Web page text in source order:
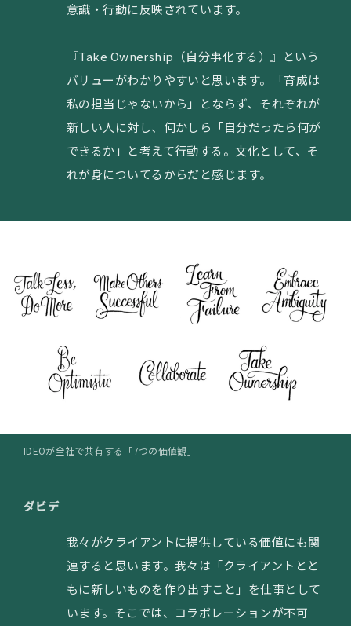
意識・行動に反映されています。
『Take Ownership（自分事化する）』という
バリューがわかりやすいと思います。「育成は
私の担当じゃないから」とならず、それぞれが
新しい人に対し、何かしら「自分だったら何が
できるか」と考えて行動する。文化として、そ
れが身についてるからだと感じます。
IDEOが全社で共有する「7つの価値観」
ダビデ
我々がクライアントに提供している価値にも関
連すると思います。我々は「クライアントとと
もに新しいものを作り出すこと」を仕事として
います。そこでは、コラボレーションが不可